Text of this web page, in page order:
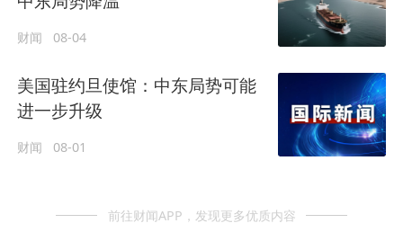
财闻 08-04
美国驻约旦使馆：中东局势可能
进一步升级
财闻 08-01
前往财闻APP，发现更多优质内容